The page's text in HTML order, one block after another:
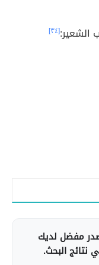
الشعير:[٣٤]
مفضل لديك
نتائج البحث.